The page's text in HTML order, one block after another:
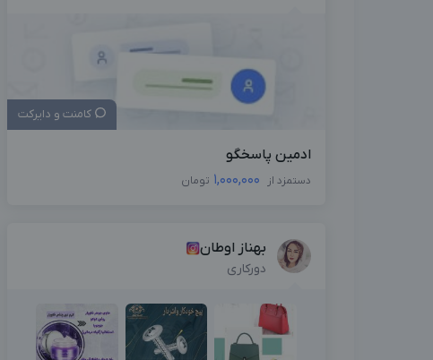
کامنت و دایرکت
ادمین پاسخگو
دستمزد از 1,000,000 تومان
بهناز اوطان
دورکاری